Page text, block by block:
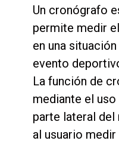
Un cronógrafo
permite medir
en una
evento
La función de
mediante el
parte lateral
al usuario